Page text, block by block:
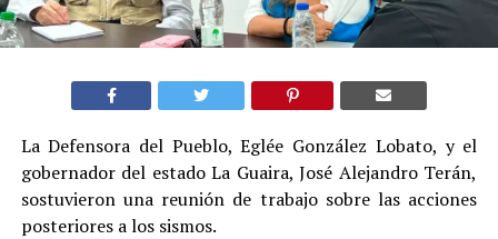
La Defensora del Pueblo, Eglée González Lobato, y el
gobernador del estado La Guaira, José Alejandro Terán,
sostuvieron una reunión de trabajo sobre las acciones
posteriores a los sismos.